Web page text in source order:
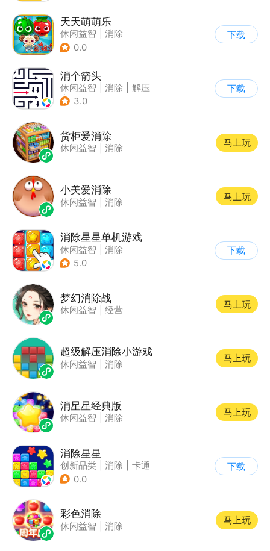
天天萌萌乐
休闲益智
消除
0.0
下载
消个箭头
休闲益智 消除
解压
| 清新
3.0
下载
货柜爱消除
休闲益智 消除
马上玩
小美爱消除
休闲益智 消除
马上玩
消除星星单机游戏
休闲益智
消除
5.0
下载
梦幻消除战
休闲益智 经营
马上玩
超级解压消除小游戏
休闲益智 消除
马上玩
消星星经典版
休闲益智 消除
马上玩
消除星星
创新品类 消除
卡通
| 休闲益智
0.0
下载
彩色消除
休闲益智 消除
马上玩